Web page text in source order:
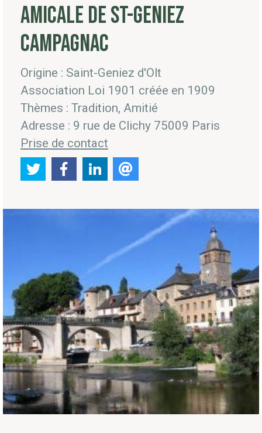
AMICALE DE ST-GENIEZ
CAMPAGNAC
Origine : Saint-Geniez d'Olt
Association Loi 1901 créée en 1909
Thèmes : Tradition, Amitié
Adresse : 9 rue de Clichy 75009 Paris
Prise de contact